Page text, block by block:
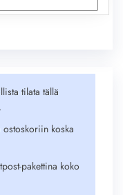
tilata tällä
ostoskoriin koska
pakettina koko